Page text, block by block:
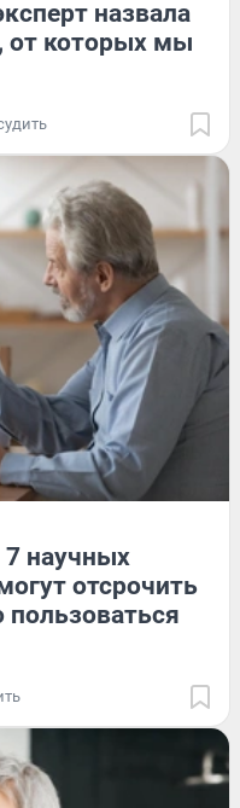
назвала
от которых мы
научных
отсрочить